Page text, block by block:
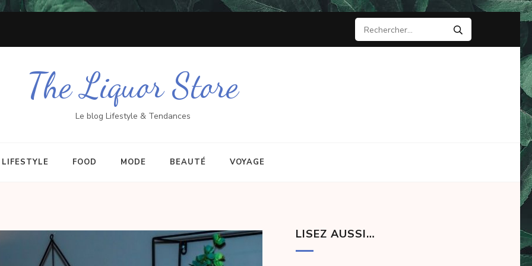
Rechercher :
The Liquor Store
Le blog Lifestyle & Tendances
LIFESTYLE FOOD MODE BEAUTÉ VOYAGE
LISEZ AUSSI…